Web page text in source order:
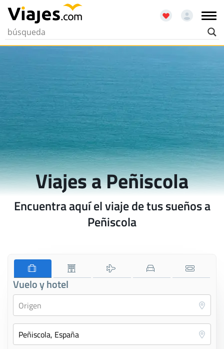
Viajes a Peñiscola
Encuentra aquí el viaje de tus sueños a
Peñiscola
Vuelo y hotel